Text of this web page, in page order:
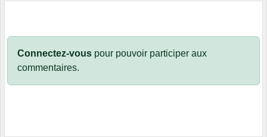
Connectez-vous pour pouvoir participer aux
commentaires.